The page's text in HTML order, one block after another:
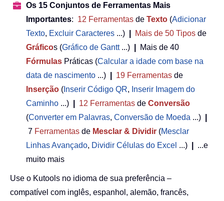
Os 15 Conjuntos de Ferramentas Mais
Importantes: 12 Ferramentas de Texto (Adicionar
Texto, Excluir Caracteres ...) Mais de 50 Tipos de
Gráficos (Gráfico de Gantt...)
Mais de 40
Fórmulas Práticas (Calcular a idade com base na
data de nascimento ...) 19 Ferramentas de
Inserção ( Inserir Código QR, Inserir Imagem do
Caminho ...) 12 Ferramentas de Conversão
(Converter em Palavras, Conversão de Moeda ...)
7 Ferramentas de Mesclar & Dividir (Mesclar
Linhas Avançado, Dividir Células do Excel ...)
...e
muito mais
Use o Kutools no idioma de sua preferência –
compatível com inglês, espanhol, alemão, francês,